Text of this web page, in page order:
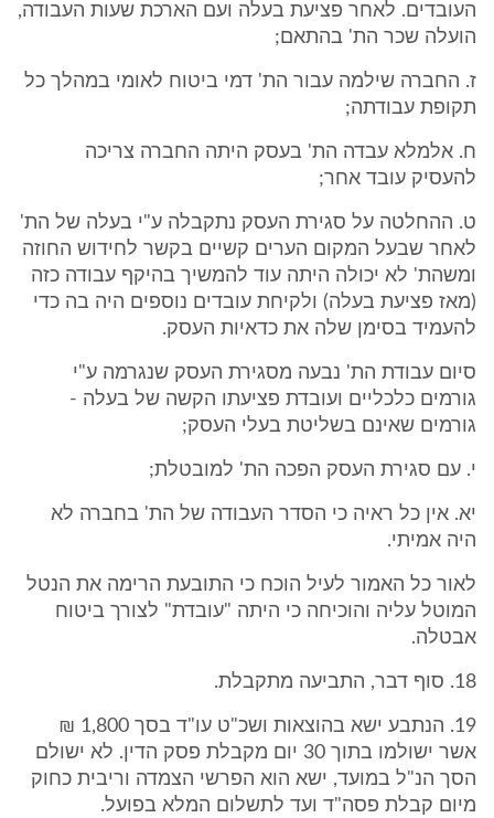
העובדים. לאחר פציעת בעלה ועם הארכת שעות העבודה,
הועלה שכר הת' בהתאם;
ז. החברה שילמה עבור הת' דמי ביטוח לאומי במהלך כל
תקופת עבודתה;
ח. אלמלא עבדה הת' בעסק היתה החברה צריכה
להעסיק עובד אחר;
ט. ההחלטה על סגירת העסק נתקבלה ע"י בעלה של הת'
לאחר שבעל המקום הערים קשיים בקשר לחידוש החוזה
ומשהת' לא יכולה היתה עוד להמשיך בהיקף עבודה כזה
(מאז פציעת בעלה) ולקיחת עובדים נוספים היה בה כדי
להעמיד בסימן שלה את כדאיות העסק.
סיום עבודת הת' נבעה מסגירת העסק שנגרמה ע"י
גורמים כלכליים ועובדת פציעתו הקשה של בעלה -
גורמים שאינם בשליטת בעלי העסק;
י. עם סגירת העסק הפכה הת' למובטלת;
יא. אין כל ראיה כי הסדר העבודה של הת' בחברה לא
היה אמיתי.
לאור כל האמור לעיל הוכח כי התובעת הרימה את הנטל
המוטל עליה והוכיחה כי היתה "עובדת" לצורך ביטוח
אבטלה.
18. סוף דבר, התביעה מתקבלת.
19. הנתבע ישא בהוצאות ושכ"ט עו"ד בסך 1,800 ₪
אשר ישולמו בתוך 30 יום מקבלת פסק הדין. לא ישולם
הסך הנ"ל במועד, ישא הוא הפרשי הצמדה וריבית כחוק
מיום קבלת פסה"ד ועד לתשלום המלא בפועל.